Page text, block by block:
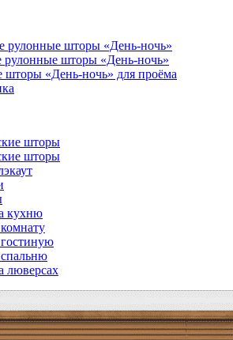
рулонные шторы «День-ночь»
рулонные шторы «День-ночь»
шторы «День-ночь» для проёма
шторы
шторы
кухню
люверсах